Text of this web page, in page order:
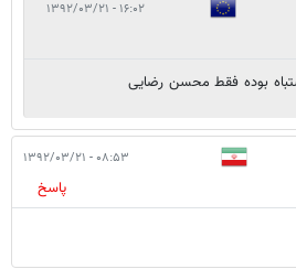
۱۶:۰۲ - ۱۳۹۲/۰۳/۲۱
بوده فقط محسن رضایی
۰۸:۵۳ - ۱۳۹۲/۰۳/۲۱
پاسخ